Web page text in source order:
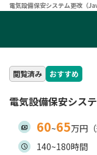
電気設備保安システム更改（Java） | フリーランスエンジニア向け案件サイト 【
閲覧済み おすすめ
電気設備保安シス
60~65万円
140~180時間